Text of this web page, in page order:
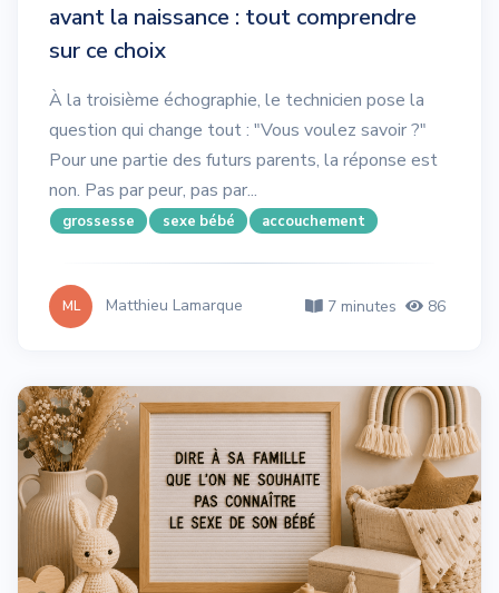
avant la naissance : tout comprendre
sur ce choix
À la troisième échographie, le technicien pose la
question qui change tout : "Vous voulez savoir ?"
Pour une partie des futurs parents, la réponse est
non. Pas par peur, pas par...
grossesse sexe bébé accouchement
ML Matthieu Lamarque 7 minutes 86